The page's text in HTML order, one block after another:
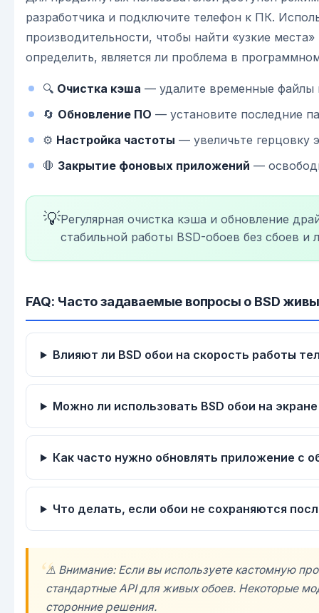
разработчика и подключите телефон к ПК.
производительности, чтобы найти «узкие
определить, является ли проблема в
🔍 Очистка кэша — удалите временные файлы
🔄 Обновление ПО — установите последние
⚙️ Настройка частоты — увеличьте герцовку
🛑 Закрытие фоновых приложений —
💡Регулярная очистка кэша и обновление
стабильной работы BSD-обоев без сбоев и
FAQ: Часто задаваемые вопросы о BSD
Влияют ли BSD обои на скорость работы
Можно ли использовать BSD обои на
Как часто нужно обновлять приложение с
Что делать, если обои не сохраняются
⚠️ Внимание: Если вы используете кастомную
стандартные API для живых обоев. Некоторые
сторонние решения.